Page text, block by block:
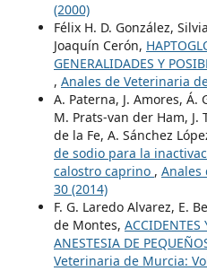
(2000)
Félix H. D. González,
Joaquín Cerón,
GENERALIDADES Y
, Anales de Veterinaria
A. Paterna, J. Amores, Á.
M. Prats-van der Ham, J.
de la Fe, A. Sánchez
de sodio para la
calostro caprino , Anales
30 (2014)
F. G. Laredo Alvarez, E.
de Montes, ACCIDENTES
ANESTESIA DE
Veterinaria de Murcia: